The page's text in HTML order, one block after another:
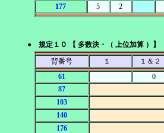
177
5 2
● 規定１０ 【 多数決・（ 上位加算 ）】
背番号
１ １＆２
61
0
87
103
140
176